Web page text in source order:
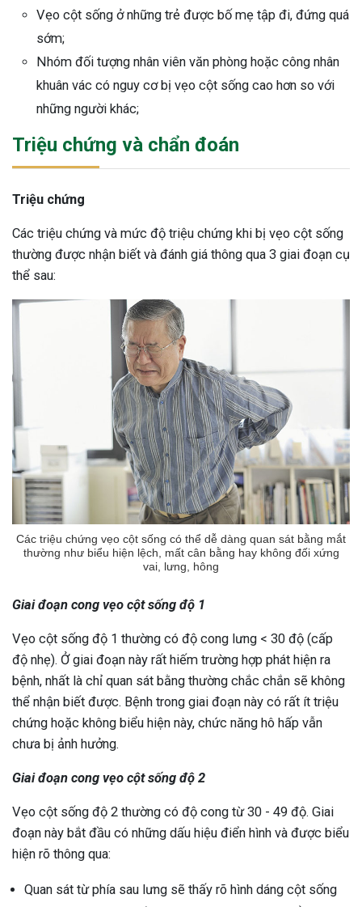
Vẹo cột sống ở những trẻ được bố mẹ tập đi, đứng quá
sớm;
Nhóm đối tượng nhân viên văn phòng hoặc công nhân
khuân vác có nguy cơ bị vẹo cột sống cao hơn so với
những người khác;
Triệu chứng và chẩn đoán
Triệu chứng
Các triệu chứng và mức độ triệu chứng khi bị vẹo cột sống
thường được nhận biết và đánh giá thông qua 3 giai đoạn cụ
thể sau:
Các triệu chứng vẹo cột sống có thể dễ dàng quan sát bằng mắt
thường như biểu hiện lệch, mất cân bằng hay không đối xứng
vai, lưng, hông
Giai đoạn cong vẹo cột sống độ 1
Vẹo cột sống độ 1 thường có độ cong lưng < 30 độ (cấp
độ nhẹ). Ở giai đoạn này rất hiếm trường hợp phát hiện ra
bệnh, nhất là chỉ quan sát bằng thường chắc chắn sẽ không
thể nhận biết được. Bệnh trong giai đoạn này có rất ít triệu
chứng hoặc không biểu hiện này, chức năng hô hấp vẫn
chưa bị ảnh hưởng.
Giai đoạn cong vẹo cột sống độ 2
Vẹo cột sống độ 2 thường có độ cong từ 30 - 49 độ. Giai
đoạn này bắt đầu có những dấu hiệu điển hình và được biểu
hiện rõ thông qua:
Quan sát từ phía sau lưng sẽ thấy rõ hình dáng cột sống